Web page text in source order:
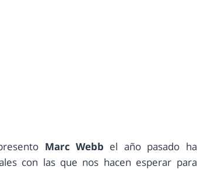
Marc Webb el año pasado ha
con las que nos hacen esperar para